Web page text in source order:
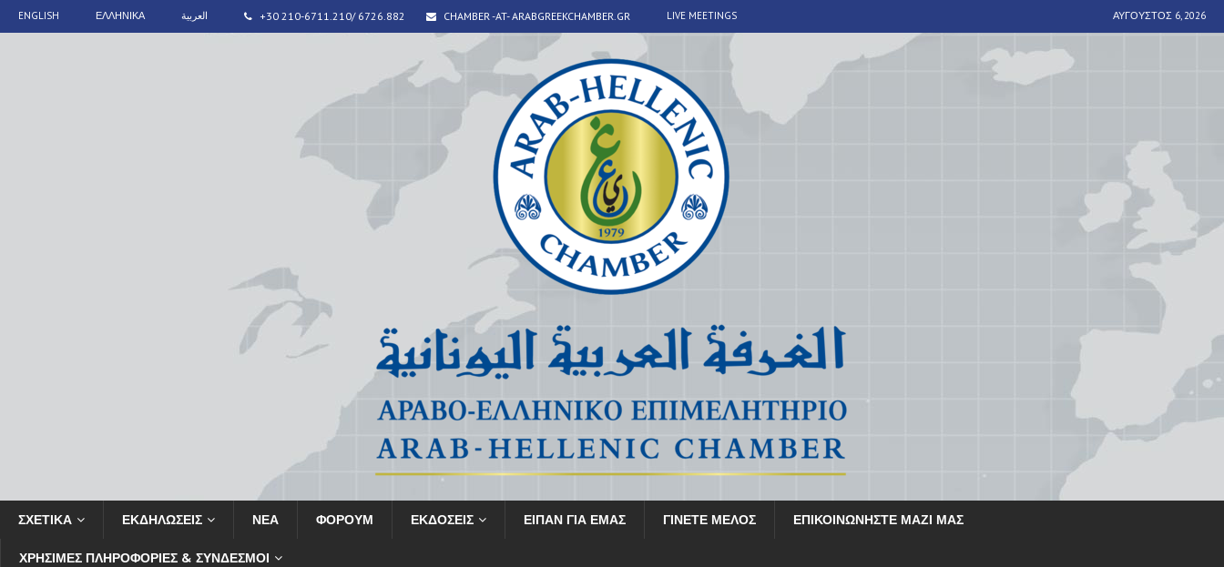
ENGLISH ΕΛΛΗΝΙΚΑ العربية +30 210-6711.210/ 6726.882 CHAMBER -AT- ARABGREEKCHAMBER.GR LIVE MEETINGS ΑΎΓΟΥΣΤΟΣ 6, 2026
ΣΧΕΤΙΚΑ ΕΚΔΗΛΩΣΕΙΣ ΝΕΑ ΦΟΡΟΥΜ ΕΚΔΟΣΕΙΣ ΕΙΠΑΝ ΓΙΑ ΕΜΑΣ ΓΙΝΕΤΕ ΜΕΛΟΣ ΕΠΙΚΟΙΝΩΝΗΣΤΕ ΜΑΖΙ ΜΑΣ
ΧΡΗΣΙΜΕΣ ΠΛΗΡΟΦΟΡΙΕΣ & ΣΥΝΔΕΣΜΟΙ